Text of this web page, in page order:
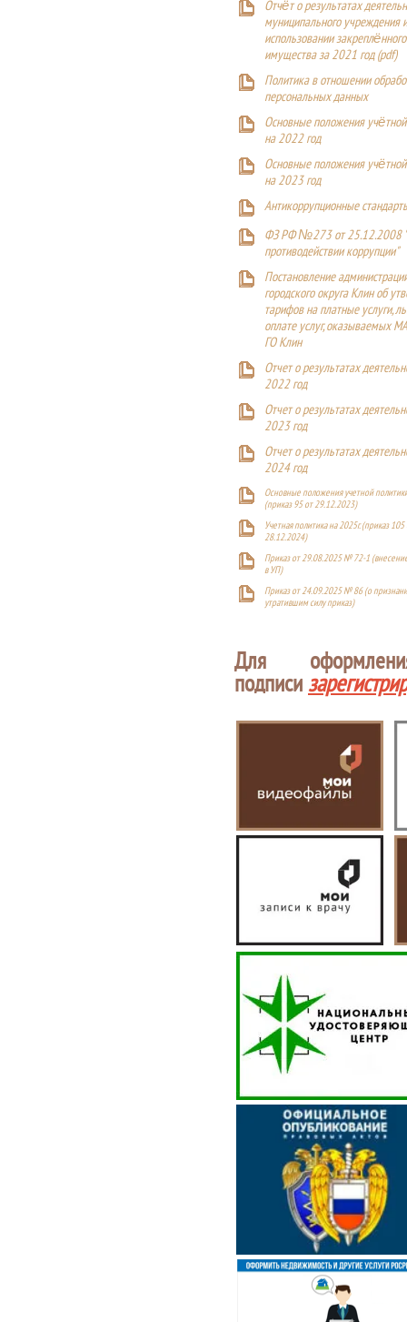
Отчёт о результатах
муниципального учреждения
использовании
имущества за 2021 год (pdf)
Политика в отношении
персональных данных
Основные положения
на 2022 год
Основные положения
на 2023 год
Антикоррупционные
ФЗ РФ №273 от 25.12.2008
противодействии коррупции"
Постановление
городского округа Клин об
тарифов на платные услуги,
оплате услуг, оказываемых
ГО Клин
Отчет о результатах
2022 год
Отчет о результатах
2023 год
Отчет о результатах
2024 год
Основные положения учетной
(приказ 95 от 29.12.2023)
Учетная политика на 2025г. (приказ 105
28.12.2024)
Приказ от 29.08.2025 № 72-1
в УП)
Приказ от 24.09.2025 № 86 (о
утратившим силу приказ)
Для
подписи